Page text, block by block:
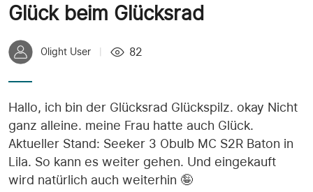
Glück beim Glücksrad
Olight User 82
Hallo, ich bin der Glücksrad Glückspilz. okay Nicht
ganz alleine. meine Frau hatte auch Glück.
Aktueller Stand: Seeker 3 Obulb MC S2R Baton in
Lila. So kann es weiter gehen. Und eingekauft
wird natürlich auch weiterhin 🤪